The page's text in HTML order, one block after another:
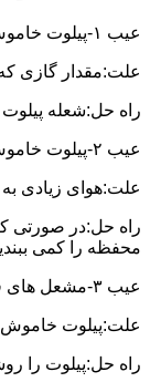
عیب ۱-پیلوت خاموش می شود.
علت:مقدار گازی
راه حل:شعله پیلوت
عیب ۲-پیلوت خاموش می شود.
علت:هوای زیادی
راه حل:در صورتی
محفظه را کمی
عیب ۳-مشعل های فوقانی اجاق گاز روشن نمی شود.
علت:پیلوت
راه حل:پیلوت را